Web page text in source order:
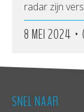
radar zijn
8 MEI 2024 •
SNEL NAAR